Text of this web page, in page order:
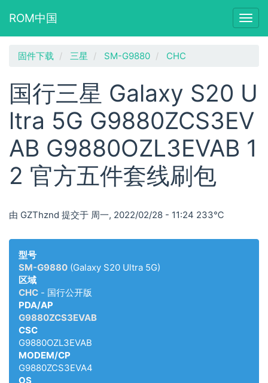
ROM中国
固件下载 三星 SM-G9880 CHC
国行三星 Galaxy S20 U
ltra 5G G9880ZCS3EV
AB G9880OZL3EVAB 1
2 官方五件套线刷包
由 GZThznd 提交于 周一, 2022/02/28 - 11:24 233℃
型号
SM-G9880 (Galaxy S20 Ultra 5G)
区域
CHC - 国行公开版
PDA/AP
G9880ZCS3EVAB
CSC
G9880OZL3EVAB
MODEM/CP
G9880ZCS3EVA4
OS